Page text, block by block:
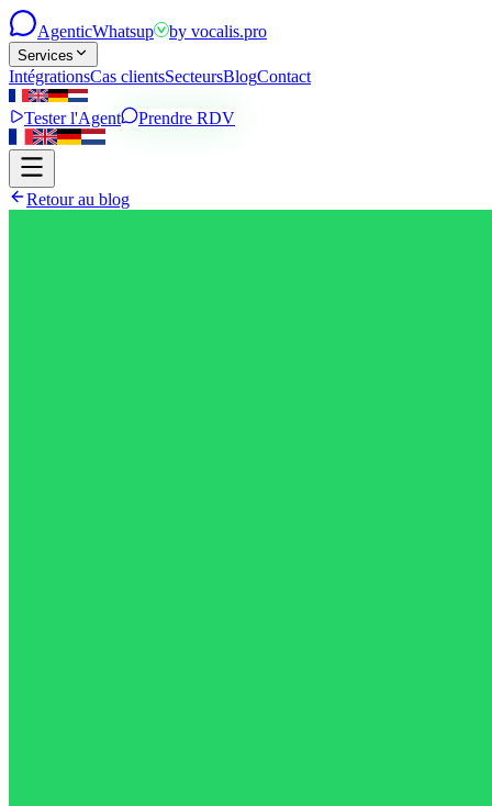
AgenticWhatsup by vocalis.pro
Services
IntégrationsCas clientsSecteursBlogContact
Tester l'Agent Prendre RDV
Retour au blog